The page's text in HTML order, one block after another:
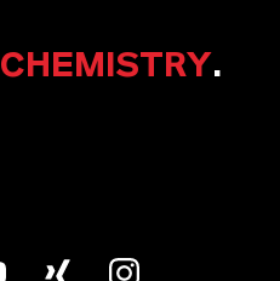
CHEMISTRY.